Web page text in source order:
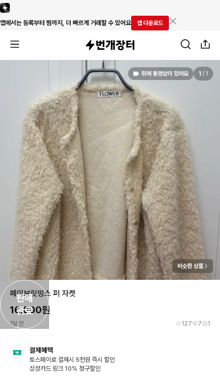
앱에서는 등록부터 찜까지, 더 빠르게 거래할 수 있어요 앱 다운로드
판매
완료
뒤에 동영상이 있어요 1 / 1
비슷한 상품
페이보릿띵스 퍼 자켓
16,000원
1달 전 127 7 1
결제혜택
토스페이로 결제시 5천원 즉시 할인
삼성카드 링크 10% 청구할인